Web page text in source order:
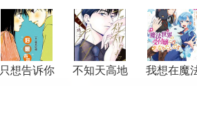
只想告诉你
不知天高地
我想在魔